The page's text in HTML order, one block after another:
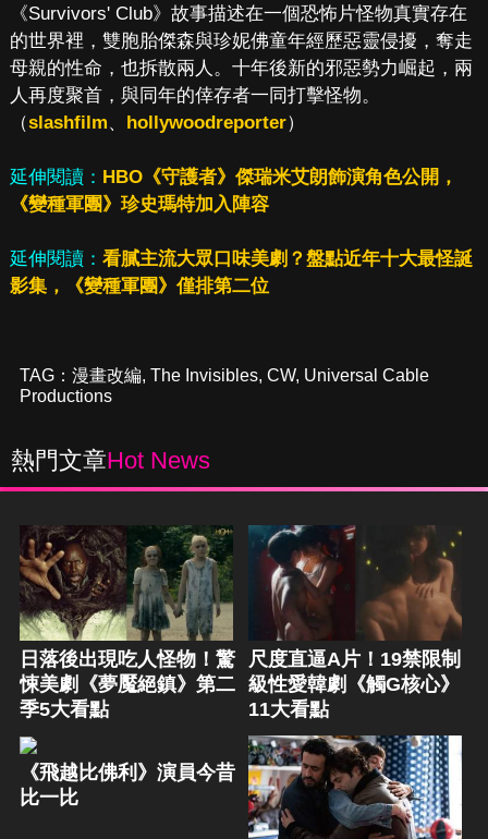
《Survivors' Club》故事描述在一個恐怖片怪物真實存在
的世界裡，雙胞胎傑森與珍妮佛童年經歷惡靈侵擾，奪走
母親的性命，也拆散兩人。十年後新的邪惡勢力崛起，兩
人再度聚首，與同年的倖存者一同打擊怪物。
（slashfilm、 hollywoodreporter）
延伸閱讀： HBO《守護者》傑瑞米艾朗飾演角色公開，
《變種軍團》珍史瑪特加入陣容
延伸閱讀： 看膩主流大眾口味美劇？盤點近年十大最怪誕
影集，《變種軍團》僅排第二位
TAG： 漫畫改編, The Invisibles, CW, Universal Cable
Productions
熱門文章Hot News
日落後出現吃人怪物！驚
悚美劇《夢魘絕鎮》第二
季5大看點
尺度直逼A片！19禁限制
級性愛韓劇《觸G核心》
11大看點
《飛越比佛利》演員今昔
比一比